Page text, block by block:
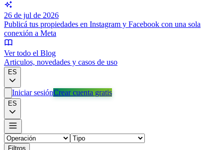
26 de jul de 2026
Publicá tus propiedades en Instagram y Facebook con una sola
conexión a Meta
Ver todo el Blog
Articulos, novedades y casos de uso
ES
Iniciar sesiónCrear cuenta gratis
ES
Filtros